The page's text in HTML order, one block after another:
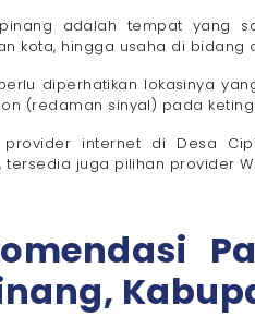
adalah tempat yang
kota, hingga usaha di bidang
diperhatikan lokasinya
(redaman sinyal) pada
provider internet di Desa
tersedia juga pilihan provider